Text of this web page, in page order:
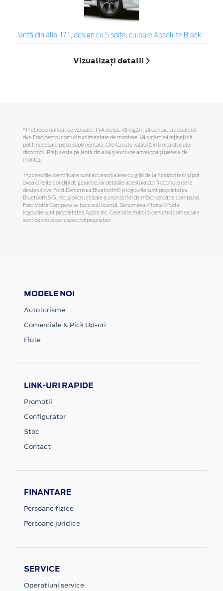
Jantă din aliaj 17" , design cu 5 spiţe, culoare Absolute Black
Vizualizați detalii
*Preţ recomandat de vânzare, TVA inclus. Vă rugăm să contactaţi dealerul
dvs. Ford pentru costuri suplimentare de montare. Vă rugăm să reţineţi că
pot fi necesare piese suplimentare. Oferta este valabilă în limita stocului
disponibil. Preţul este pe jantă din aliaj şi exclude anvelopa şi piesele de
montaj.
*Accesoriile identificate sunt accesorii alese cu grijă de la furnizori terți și pot
avea diferite condiții de garanție, iar detaliile acestora pot fi obținute de la
dealerul dvs. Ford. Denumirea Bluetooth® și logourile sunt proprietatea
Bluetooth SIG, Inc. și orice utilizare a unor astfel de mărci de către compania
Ford Motor Company se face sub licență. Denumirea iPhone/iPod și
logourile sunt proprietatea Apple Inc. Celelalte mărci și denumiri comerciale
sunt deținute de respectivii proprietari.
MODELE NOI
Autoturisme
Comerciale & Pick Up-uri
Flote
LINK-URI RAPIDE
Promotii
Configurator
Stoc
Contact
FINANTARE
Persoane fizice
Persoane juridice
SERVICE
Operatiuni service